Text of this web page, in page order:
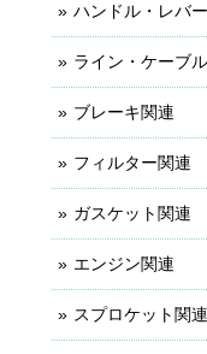
ハンドル・レバ
ライン・ケーブ
ブレーキ関連
フィルター関連
ガスケット関連
エンジン関連
スプロケット関連